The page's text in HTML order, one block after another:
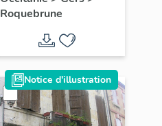
519), vue depuis le
nord-est.
Roquebrune
Notice d'illustration